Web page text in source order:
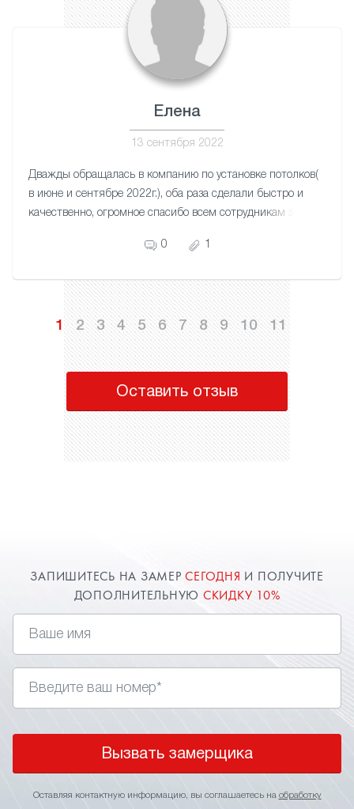
Елена
13 сентября 2022
Дважды обращалась в компанию по установке потолков(
в июне и сентябре 2022г.), оба раза сделали быстро и
качественно, огромное спасибо всем сотрудникам за
0
1
1 2 3 4 5 6 7 8 9 10 11
Оставить отзыв
ЗАПИШИТЕСЬ НА ЗАМЕРСЕГОДНЯ И ПОЛУЧИТЕ
ДОПОЛНИТЕЛЬНУЮ СКИДКУ 10%
Вызвать замерщика
Оставляя контактную информацию, вы соглашаетесь на обработку